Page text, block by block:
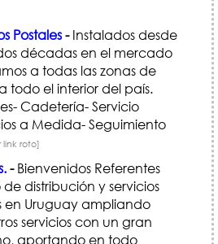
Postales-Instalados desde
décadas en el mercado
a todas las zonas de
todo el interior del país.
Cadetería- Servicio
a Medida- Seguimiento
roto]
-Bienvenidos Referentes
distribución y servicios
en Uruguay ampliando
servicios con un gran
aportando en todo